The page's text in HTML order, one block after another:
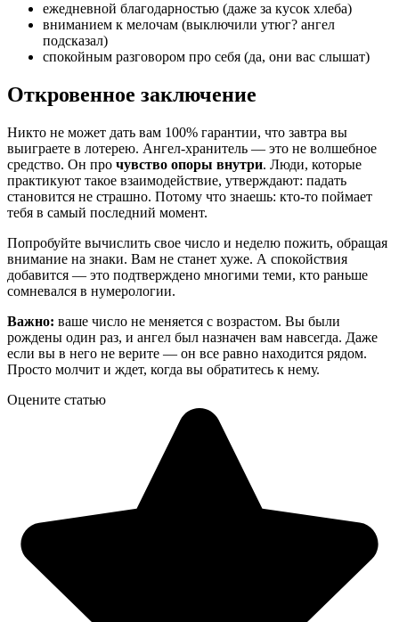
ежедневной благодарностью (даже за кусок хлеба)
вниманием к мелочам (выключили утюг? ангел
подсказал)
спокойным разговором про себя (да, они вас слышат)
Откровенное заключение
Никто не может дать вам 100% гарантии, что завтра вы
выиграете в лотерею. Ангел-хранитель — это не волшебное
средство. Он про чувство опоры внутри. Люди, которые
практикуют такое взаимодействие, утверждают: падать
становится не страшно. Потому что знаешь: кто-то поймает
тебя в самый последний момент.
Попробуйте вычислить свое число и неделю пожить, обращая
внимание на знаки. Вам не станет хуже. А спокойствия
добавится — это подтверждено многими теми, кто раньше
сомневался в нумерологии.
Важно: ваше число не меняется с возрастом. Вы были
рождены один раз, и ангел был назначен вам навсегда. Даже
если вы в него не верите — он все равно находится рядом.
Просто молчит и ждет, когда вы обратитесь к нему.
Оцените статью